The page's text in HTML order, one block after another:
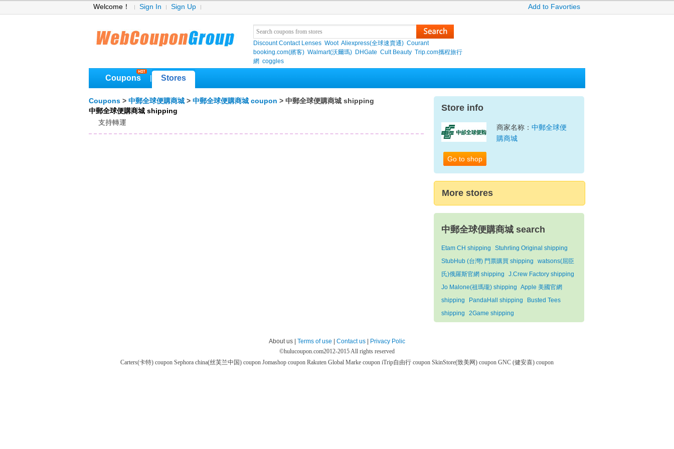
Welcome！ Sign In Sign Up Add to Favorties
Discount Contact Lenses Woot Aliexpress(全球速賣通) Courant
booking.com(繽客) Walmart(沃爾瑪) DHGate Cult Beauty Trip.com攜程旅行
網 coggles
Coupons Stores
Coupons > 中郵全球便購商城 > 中郵全球便購商城 coupon > 中郵全球便購商城 shipping
中郵全球便購商城 shipping
支持轉運
Store info
Go to shop
商家名称： 中郵全球便
購商城
More stores
中郵全球便購商城 search
Etam CH shipping
Stuhrling Original shipping
StubHub (台灣) 門票購買 shipping
watsons(屈臣
氏)俄羅斯官網 shipping
J.Crew Factory shipping
Jo Malone(祖瑪瓏) shipping Apple 美國官網
shipping
PandaHall shipping
Busted Tees
shipping
2Game shipping
About us | Terms of use | Contact us | Privacy Polic
©hulucoupon.com2012-2015 All rights reserved
Carters(卡特) coupon Sephora china(丝芙兰中国) coupon Jomashop coupon Rakuten Global Marke coupon iTrip自由行 coupon SkinStore(致美网) coupon GNC (健安喜) coupon